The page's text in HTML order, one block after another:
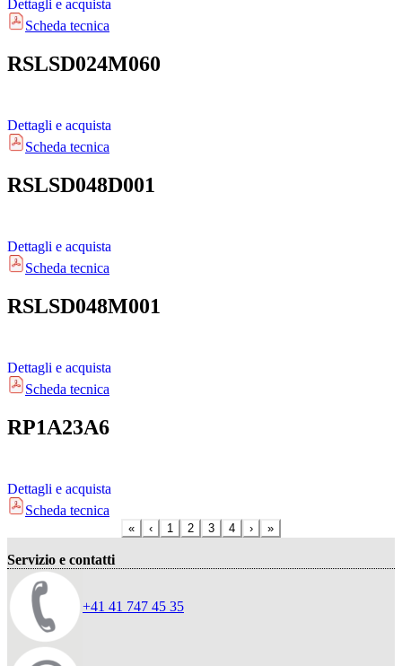
Dettagli e acquista
Scheda tecnica
RSLSD024M060
Dettagli e acquista
Scheda tecnica
RSLSD048D001
Dettagli e acquista
Scheda tecnica
RSLSD048M001
Dettagli e acquista
Scheda tecnica
RP1A23A6
Dettagli e acquista
Scheda tecnica
« ‹ 1 2 3 4 › »
Servizio e contatti
+41 41 747 45 35